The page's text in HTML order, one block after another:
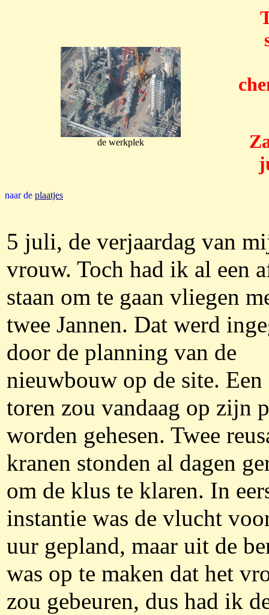
de werkplek
naar de plaatjes
5 juli, de verjaardag van
vrouw. Toch had ik al een
staan om te gaan vliegen
twee Jannen. Dat werd
door de planning van de
nieuwbouw op de site. Een
toren zou vandaag op zijn
worden gehesen. Twee
kranen stonden al dagen
om de klus te klaren. In
instantie was de vlucht
uur gepland, maar uit de
was op te maken dat het
zou gebeuren, dus had ik